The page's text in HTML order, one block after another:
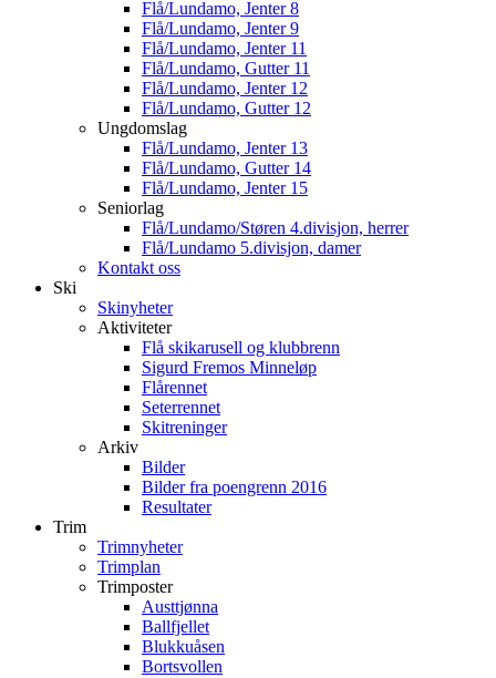
Flå/Lundamo, Jenter 8
Flå/Lundamo, Jenter 9
Flå/Lundamo, Jenter 11
Flå/Lundamo, Gutter 11
Flå/Lundamo, Jenter 12
Flå/Lundamo, Gutter 12
Ungdomslag
Flå/Lundamo, Jenter 13
Flå/Lundamo, Gutter 14
Flå/Lundamo, Jenter 15
Seniorlag
Flå/Lundamo/Støren 4.divisjon, herrer
Flå/Lundamo 5.divisjon, damer
Kontakt oss
Ski
Skinyheter
Aktiviteter
Flå skikarusell og klubbrenn
Sigurd Fremos Minneløp
Flårennet
Seterrennet
Skitreninger
Arkiv
Bilder
Bilder fra poengrenn 2016
Resultater
Trim
Trimnyheter
Trimplan
Trimposter
Austtjønna
Ballfjellet
Blukkuåsen
Bortsvollen